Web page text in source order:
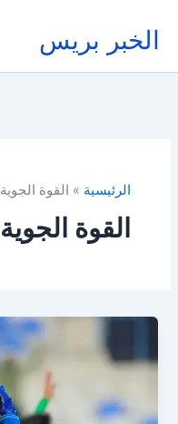
المحتوى
الخبر بريس
الرئيسية القوة الجوية
القوة الجوية